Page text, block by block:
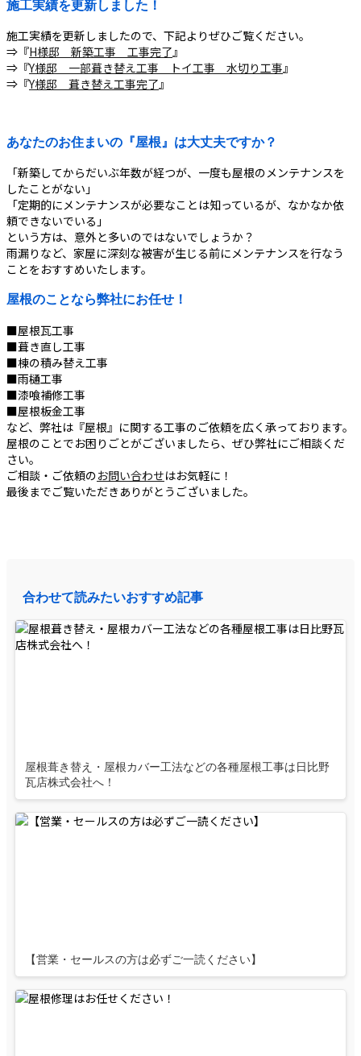
施工実績を更新しました！
施工実績を更新しましたので、下記よりぜひご覧ください。
⇒『H様邸 新築工事 工事完了』
⇒『Y様邸 一部葺き替え工事 トイ工事 水切り工事』
⇒『Y様邸 葺き替え工事完了』
あなたのお住まいの『屋根』は大丈夫ですか？
「新築してからだいぶ年数が経つが、一度も屋根のメンテナンスを
したことがない」
「定期的にメンテナンスが必要なことは知っているが、なかなか依
頼できないでいる」
という方は、意外と多いのではないでしょうか？
雨漏りなど、家屋に深刻な被害が生じる前にメンテナンスを行なう
ことをおすすめいたします。
屋根のことなら弊社にお任せ！
■屋根瓦工事
■葺き直し工事
■棟の積み替え工事
■雨樋工事
■漆喰補修工事
■屋根板金工事
など、弊社は『屋根』に関する工事のご依頼を広く承っております。
屋根のことでお困りごとがございましたら、ぜひ弊社にご相談くだ
さい。
ご相談・ご依頼のお問い合わせはお気軽に！
最後までご覧いただきありがとうございました。
合わせて読みたいおすすめ記事
屋根葺き替え・屋根カバー工法などの各種屋根工事は日比野
瓦店株式会社へ！
【営業・セールスの方は必ずご一読ください】